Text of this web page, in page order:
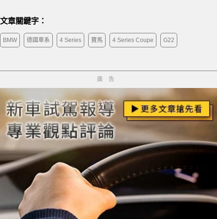
文章關鍵字：
BMW 德國車系 4 Series 寶馬 4 Series Coupe G22
廣告